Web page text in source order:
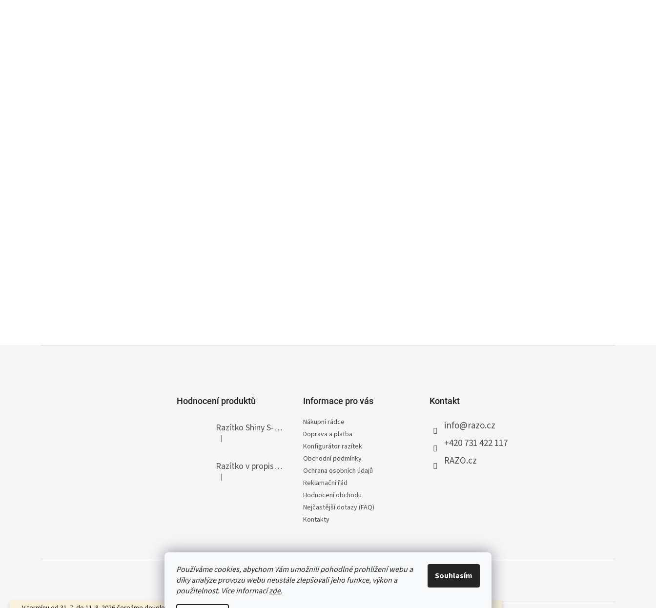
Používáme cookies, abychom Vám umožnili pohodlné prohlížení webu a
díky analýze provozu webu neustále zlepšovali jeho funkce, výkon a
použitelnost. Více informacízde.
Souhlasím
Hodnocení produktů
Razítko Shiny S-308T Printer Line, vlastní text 45 x 10 mm
Hodnocení produktu je 5 z 5 hvězdiček.
|
Razítko v propisce Heri Diagonal, vlastní text 33 x 8,7 mm
Hodnocení produktu je 5 z 5 hvězdiček.
|
Informace pro vás
Nákupní rádce
Doprava a platba
Konfigurátor razítek
Obchodní podmínky
Ochrana osobních údajů
Reklamační řád
Hodnocení obchodu
Nejčastější dotazy (FAQ)
Kontakty
Kontakt
info@razo.cz
+420 731 422 117
RAZO.cz